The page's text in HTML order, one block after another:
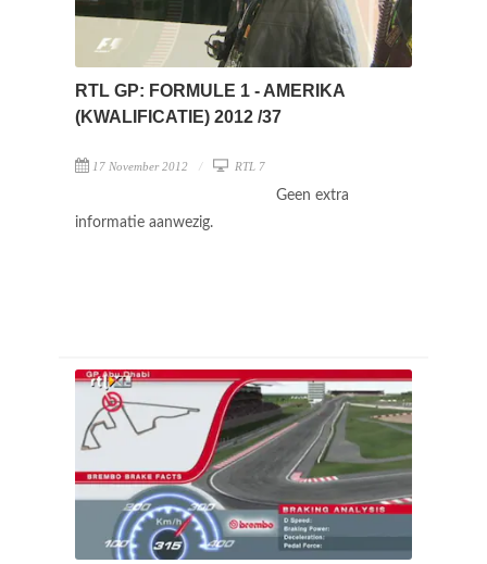
RTL GP: FORMULE 1 - AMERIKA
(KWALIFICATIE) 2012 /37
17 November 2012 RTL 7
Geen extra
informatie aanwezig.